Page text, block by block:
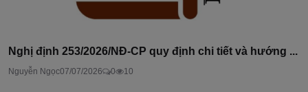
Nghị định 253/2026/NĐ-CP quy định chi tiết và hướng ...
Nguyễn Ngọc07/07/2026 0 10